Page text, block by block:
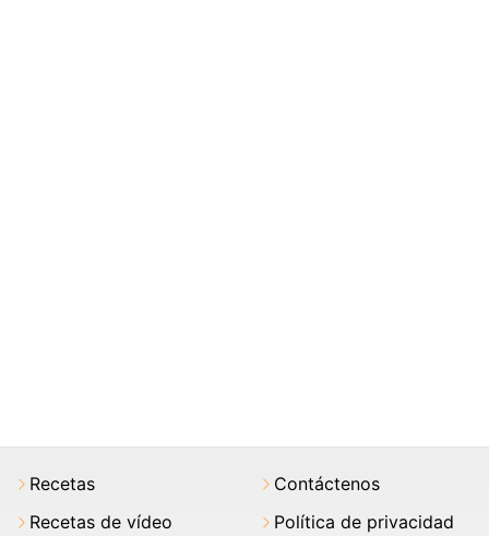
Recetas
Recetas de vídeo
Contáctenos
Política de privacidad